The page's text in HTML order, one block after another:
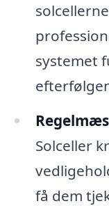
systemet
Solceller
få dem